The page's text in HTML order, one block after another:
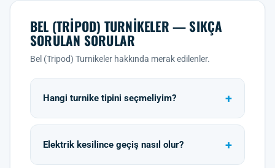
BEL (TRIPOD) TURNIKELER — SIKÇA
SORULAN SORULAR
Bel (Tripod) Turnikeler hakkında merak edilenler.
Hangi turnike tipini seçmeliyim?
Elektrik kesilince geçiş nasıl olur?